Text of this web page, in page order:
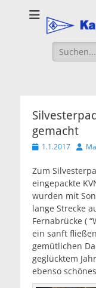
Suchen
nach:
gemacht
Veröffentlicht
1.1.2017 Autor
Zum
eingepackte
wurden mit
lange Strecke
Fernabrücke (
ein sanft
gemütlichen
geglücktem
ebenso